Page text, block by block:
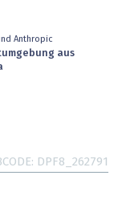
Anthropic
aus
DPF8_262791